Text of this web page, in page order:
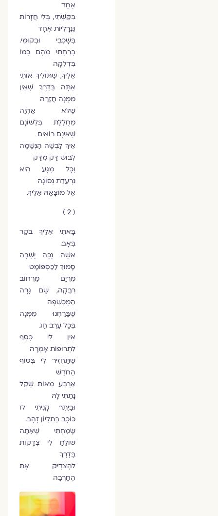
אֶחָד
בִּקַּשְׁתִּי, בְּלִי חֲזָרוֹת
גֶּנֶרָלִיּוֹת אֶחָד
בְּשָׁכְבִי וּבְקוּמִי.
בָּרַחְתִּי מֵהֶם כְּמוֹ
בִּדְלֵקָה
אֵלֶיךָ, שֶׁתּוֹלִיךְ אוֹתִי
אַתָּה בְּדֶרֶךְ שֶׁאֵין
מִמֶּנָּה חֲזָרָה
שֶׁלֹּא אֶהְיֶה
מְחֻלֶּלֶת בִּלְשׁוֹנָם
שֶׁאֵינָם רוֹאִים
אֵיךְ לָבְשָׁה הַנְּשָׁמָה
לְבוּשׁ דַּק מִדַּק
וְכָל מַגָּע הִיא
נִרְעֶדֶת נְסוֹגָה
אֶל מוֹצָאָהּ אֵלֶיךָ.
בָּאתִי אֵלֶיךָ בֹּקֶר
בְּאָב.
אִשָּׁה נָכָה יָשְׁבָה
סָמוּךְ לַכַּסְפּוֹמָט
מִרְיָם מֵרְחוֹב
רִבְקָה, שָׁם גָּרָה
הַמְּכַשֵּׁפָה
שֶׁבָּרַחְנוּ מִמֶּנָּה
בְּכָל עֶרֶב חַג
אֵין לִי כֶּסֶף
לִתְרוּפוֹת אָמְרָה
שֶׁתַּחְזִיר לִי בְּסוֹף
הַחֹדֶשׁ
אַרְבַּע מֵאוֹת שֶׁקֶל
נָתַתִּי לָהּ
וּבַיֶּתֶר קָנִיתִי לוֹ
כּוֹכָב בְּתִלְיוֹן זָהָב.
שָׂמַחְתִּי שֶׁאַתָּה
שׁוֹלֵחַ לִי צְדָקוֹת
בַּדֶּרֶךְ
להְַצדְִיּק אֶת
הֶחָרְבָה